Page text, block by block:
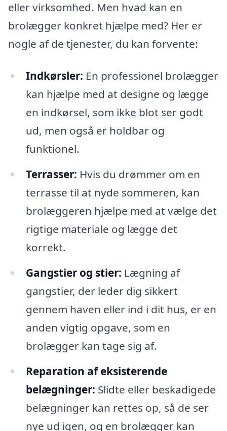
eller virksomhed. Men hvad kan en
brolægger konkret hjælpe med? Her er
nogle af de tjenester, du kan forvente:
Indkørsler: En professionel brolægger
kan hjælpe med at designe og lægge
en indkørsel, som ikke blot ser godt
ud, men også er holdbar og
funktionel.
Terrasser: Hvis du drømmer om en
terrasse til at nyde sommeren, kan
brolæggeren hjælpe med at vælge det
rigtige materiale og lægge det
korrekt.
Gangstier og stier: Lægning af
gangstier, der leder dig sikkert
gennem haven eller ind i dit hus, er en
anden vigtig opgave, som en
brolægger kan tage sig af.
Reparation af eksisterende
belægninger: Slidte eller beskadigede
belægninger kan rettes op, så de ser
nye ud igen, og en brolægger kan